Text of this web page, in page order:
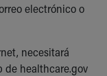
electrónico o
necesitará
de healthcare.gov